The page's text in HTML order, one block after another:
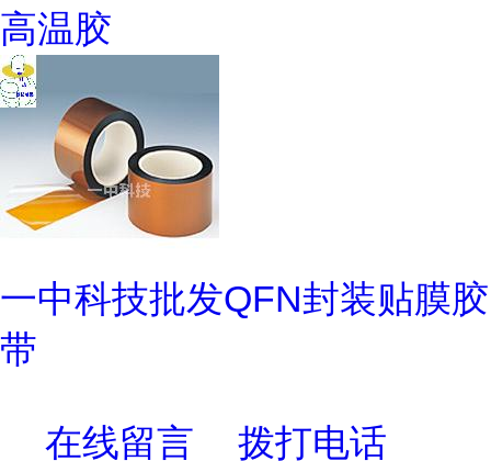
高温胶
一中科技批发QFN封装贴膜胶
带
在线留言 拨打电话